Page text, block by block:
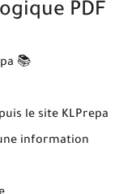
PDF
📚
le site KLPrepa
information